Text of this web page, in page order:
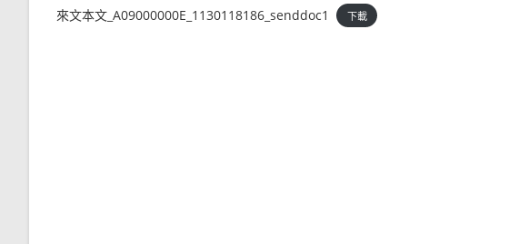
來文本文_A09000000E_1130118186_senddoc1 下載